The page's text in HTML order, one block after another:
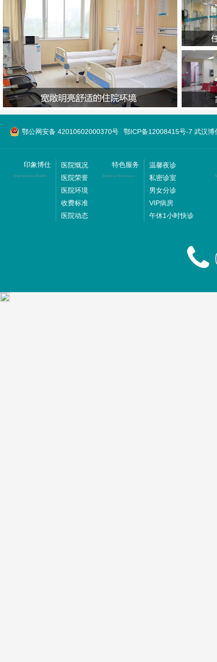
鄂公网安备 42010602000370号 鄂ICP备12008415号-7 武汉
印象博仕
Impression Boshi
医院慨况
医院荣誉
医院环境
收费标准
医院动态
特色服务
Special Services
温馨夜诊
私密诊室
男女分诊
VIP病房
午休1小时快诊